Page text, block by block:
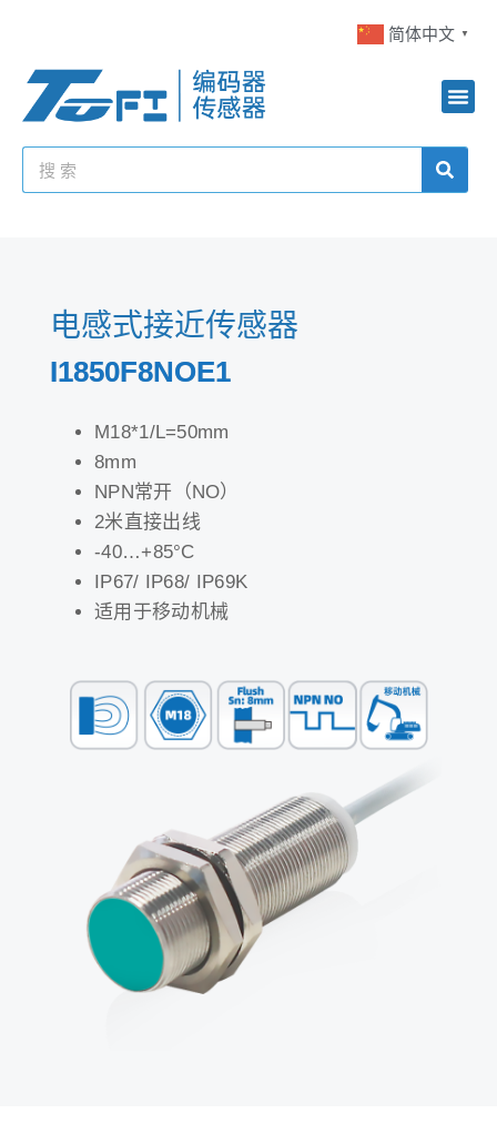
简体中文 ▼
电感式接近传感器
I1850F8NOE1
M18*1/L=50mm
8mm
NPN常开（NO）
2米直接出线
-40…+85°C
IP67/ IP68/ IP69K
适用于移动机械